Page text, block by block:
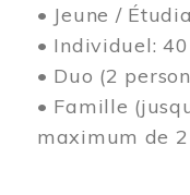
• Jeune /
• Individuel:
• Duo (2
• Famille
maximum de